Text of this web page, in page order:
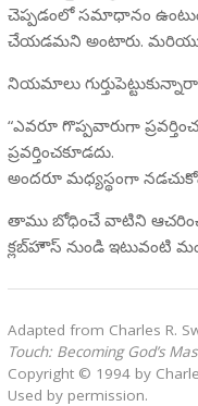
చెప్పడంలో సమాధానం
చేయడమని అంటారు. మరియు
నియమాలు
“ఎవరూ గొప్పవారుగా
ప్రవర్తించకూడదు.
అందరూ మధ్యస్థంగా
తాము బోధించే వాటిని
క్లబ్‌హౌస్ నుండి ఇటువంటి
Adapted from Charles R.
Touch: Becoming God’s
Copyright © 1994 by
Used by permission.